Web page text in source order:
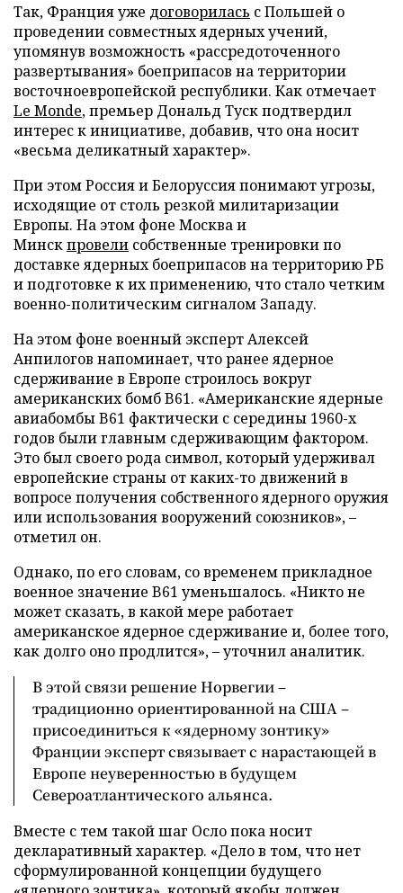
Так, Франция уже договорилась с Польшей о
проведении совместных ядерных учений,
упомянув возможность «рассредоточенного
развертывания» боеприпасов на территории
восточноевропейской республики. Как отмечает
Le Monde, премьер Дональд Туск подтвердил
интерес к инициативе, добавив, что она носит
«весьма деликатный характер».
При этом Россия и Белоруссия понимают угрозы,
исходящие от столь резкой милитаризации
Европы. На этом фоне Москва и
Минскпровели собственные тренировки по
доставке ядерных боеприпасов на территорию РБ
и подготовке к их применению, что стало четким
военно-политическим сигналом Западу.
На этом фоне военный эксперт Алексей
Анпилогов напоминает, что ранее ядерное
сдерживание в Европе строилось вокруг
американских бомб B61. «Американские ядерные
авиабомбы B61 фактически с середины 1960-х
годов были главным сдерживающим фактором.
Это был своего рода символ, который удерживал
европейские страны от каких-то движений в
вопросе получения собственного ядерного оружия
или использования вооружений союзников», –
отметил он.
Однако, по его словам, со временем прикладное
военное значение B61 уменьшалось. «Никто не
может сказать, в какой мере работает
американское ядерное сдерживание и, более того,
как долго оно продлится», – уточнил аналитик.
В этой связи решение Норвегии –
традиционно ориентированной на США –
присоединиться к «ядерному зонтику»
Франции эксперт связывает с нарастающей в
Европе неуверенностью в будущем
Североатлантического альянса.
Вместе с тем такой шаг Осло пока носит
декларативный характер. «Дело в том, что нет
сформулированной концепции будущего